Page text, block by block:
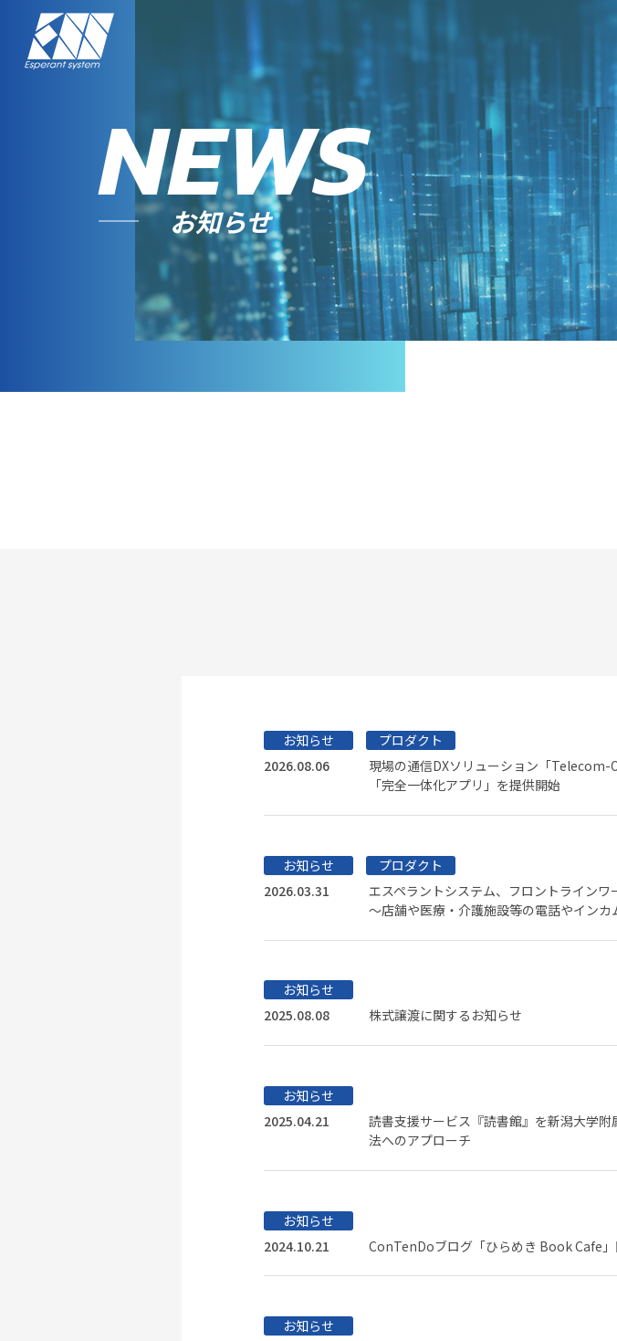
NEWS
お知らせ
お知らせ
プロダクト
2026.08.06
現場の通信DXソリューション「
「完全一体化アプリ」を提供開始
お知らせ
プロダクト
2026.03.31
エスペラントシステム、フロントライン
～店舗や医療・介護施設等の電話やイン
お知らせ
2025.08.08
株式譲渡に関するお知らせ
お知らせ
2025.04.21
読書支援サービス『読書館』を新潟大学
法へのアプローチ
お知らせ
2024.10.21
ConTenDoブログ「ひらめき Book Cafe
お知らせ